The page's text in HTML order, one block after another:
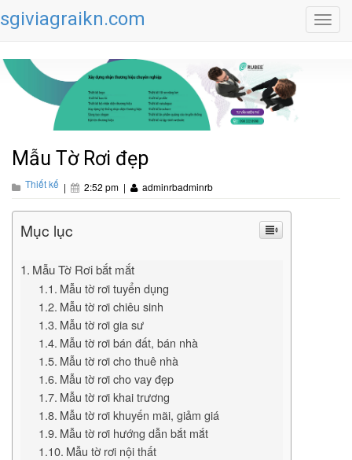
sgiviagraikn.com
Mẫu Tờ Rơi đẹp
Thiết kế | 2:52 pm | adminrbadminrb
Mục lục
Mẫu Tờ Rơi bắt mắt
Mẫu tờ rơi tuyển dụng
Mẫu tờ rơi chiêu sinh
Mẫu tờ rơi gia sư
Mẫu tờ rơi bán đất, bán nhà
Mẫu tờ rơi cho thuê nhà
Mẫu tờ rơi cho vay đẹp
Mẫu tờ rơi khai trương
Mẫu tờ rơi khuyến mãi, giảm giá
Mẫu tờ rơi hướng dẫn bắt mắt
Mẫu tờ rơi nội thất